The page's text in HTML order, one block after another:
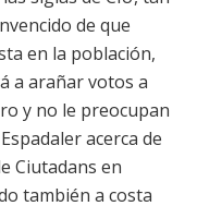
de que
en la población,
a arañar votos a
y no le preocupan
acerca de
Ciutadans en
también a costa